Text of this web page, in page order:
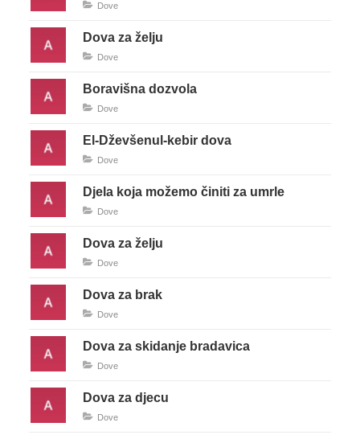
Dove
Dova za želju
Dove
Boravišna dozvola
Dove
El-Dževšenul-kebir dova
Dove
Djela koja možemo činiti za umrle
Dove
Dova za želju
Dove
Dova za brak
Dove
Dova za skidanje bradavica
Dove
Dova za djecu
Dove